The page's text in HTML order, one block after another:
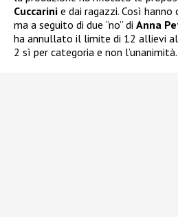
Cuccarini e dai ragazzi. Così
ma a seguito di due “no” di Anna
ha annullato il limite di 12 allievi al
2 sì per categoria e non l’unanimità.